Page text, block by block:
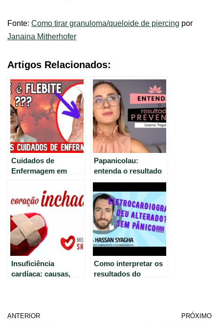
Fonte: Como tirar granuloma/queloide de piercing por
Janaina Mitherhofer
Artigos Relacionados:
Cuidados de
Enfermagem em
Papanicolau:
entenda o resultado
do exame preventivo
de câncer de colo do
útero
Insuficiência
cardíaca: causas,
Como interpretar os
resultados do
ANTERIOR PRÓXIMO